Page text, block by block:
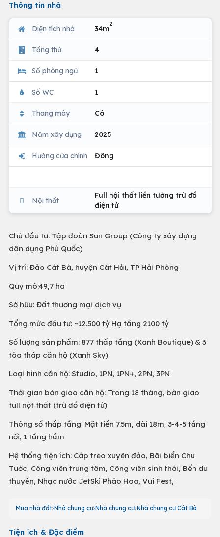
Thông tin nhà
Diện tích nhà 34m
2
Tầng thứ 4
Số phòng ngủ 1
Số WC 1
Thang máy Có
Năm xây dựng 2025
Hướng cửa chính Đông
Nội thất
Full nội thất liền tường trừ đồ
điện tử
Chủ đầu tư: Tập đoàn Sun Group (Công ty xây dựng
dân dụng Phú Quốc)
Vị trí: Đảo Cát Bà, huyện Cát Hải, TP Hải Phòng
Quy mô:49,7 ha
Sở hữu: Đất thương mại dịch vụ
Tổng mức đầu tư: ~12.500 tỷ Hạ tầng 2100 tỷ
Số lượng sản phẩm: 877 thấp tầng (Xanh Boutique) & 3
tòa tháp căn hộ (Xanh Sky)
Loại hình căn hộ: Studio, 1PN, 1PN+, 2PN, 3PN
Thời gian bàn giao căn hộ: Trong 18 tháng, bàn giao
full nột thất (trừ đồ điện tử)
Thông số thấp tầng: Mặt tiền 7.5m, dài 18m, 3-4-5 tầng
nổi, 1 tầng hầm
Hệ thống tiện ích: Cáp treo xuyên đảo, Bãi biển Chu
Tước, Công viên trung tâm, Công viên sinh thái, Bến du
thuyền, Nhạc nước JetSki Pháo Hoa, Vui Fest,
Mua nhà đất Nhà chung cư Nhà chung cư Nhà chung cư Cát Bà
Tiện ích & Đặc điểm